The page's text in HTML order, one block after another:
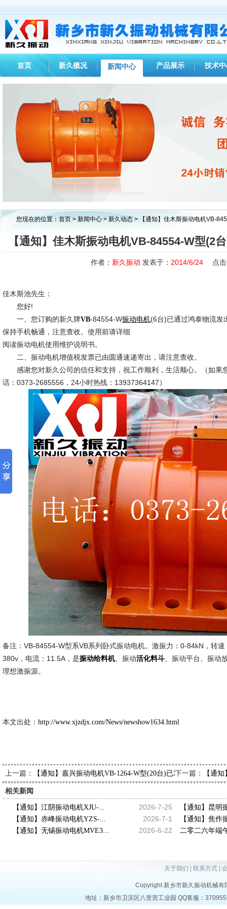
首页 新久概况 新闻中心 产品展示 技术
您现在的位置： 首页 > 新闻中心 > 新久动态 > 【通知】佳木斯振动电机VB-
【通知】佳木斯振动电机VB-84554-W型(2
作者： 新久振动 发表于： 2014/6/24 点击
佳木斯池先生：
您好!
一、您订购的新久牌VB-84554-W振动电机(6台)已通过鸿泰物流发
保持手机畅通，注意查收。使用前请详细
阅读振动电机使用维护说明书。
二、振动电机增值税发票已由圆通速递寄出，请注意查收。
感谢您对新久公司的信任和支持，祝工作顺利，生活顺心。（如果
话：0373-2685556，24小时热线：13937364147）
备注：VB-84554-W型系VB系列卧式振动电机。激振力：0-84kN，转
380v，电流：11.5A，是振动给料机、振动活化料斗 、振动平台、振动
理想激振源。
本文出处： http://www.xjzdjx.com/News/newshow1634.html
上一篇： 【通知】嘉兴振动电机VB-1264-W型(20台)已发出，请关经理
下一篇： 【通
相关新闻
2026-7-25
【通知】江阴振动电机XJU-... 【通知】昆明
2026-7-1
【通知】赤峰振动电机YZS-... 【通知】焦作
2026-6-22
【通知】无锡振动电机MVE3... 二零二六年端
关于我们 联系方式|
Copyright 新乡市新久振动机械
地址：新乡市卫滨区八里营工业园 QQ客服：